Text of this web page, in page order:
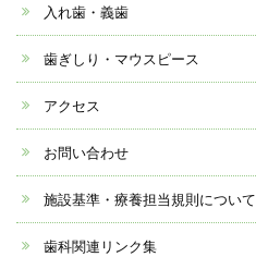
入れ歯・義歯
歯ぎしり・マウスピース
アクセス
お問い合わせ
施設基準・療養担当規則について
歯科関連リンク集